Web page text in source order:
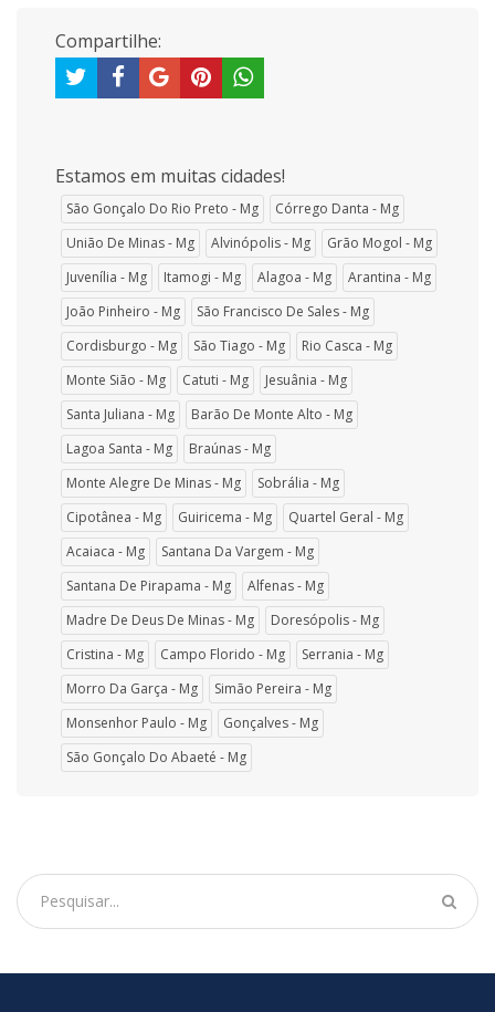
Compartilhe:
Estamos em muitas cidades!
São Gonçalo Do Rio Preto - Mg
Córrego Danta - Mg
União De Minas - Mg
Alvinópolis - Mg
Grão Mogol - Mg
Juvenília - Mg
Itamogi - Mg Alagoa - Mg
Arantina - Mg
João Pinheiro - Mg
São Francisco De Sales - Mg
Cordisburgo - Mg
São Tiago - Mg
Rio Casca - Mg
Monte Sião - Mg
Catuti - Mg
Jesuânia - Mg
Santa Juliana - Mg
Barão De Monte Alto - Mg
Lagoa Santa - Mg
Braúnas - Mg
Monte Alegre De Minas - Mg
Sobrália - Mg
Cipotânea - Mg
Guiricema - Mg
Quartel Geral - Mg
Acaiaca - Mg
Santana Da Vargem - Mg
Santana De Pirapama - Mg
Alfenas - Mg
Madre De Deus De Minas - Mg
Doresópolis - Mg
Cristina - Mg
Campo Florido - Mg
Serrania - Mg
Morro Da Garça - Mg
Simão Pereira - Mg
Monsenhor Paulo - Mg
Gonçalves - Mg
São Gonçalo Do Abaeté - Mg